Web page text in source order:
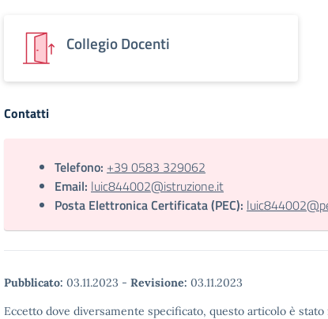
Collegio Docenti
Contatti
Telefono: +39 0583 329062
Email: luic844002@istruzione.it
Posta Elettronica Certificata (PEC):
Pubblicato: 03.11.2023 - Revisione: 03.11.2023
Eccetto dove diversamente specificato, questo articolo è